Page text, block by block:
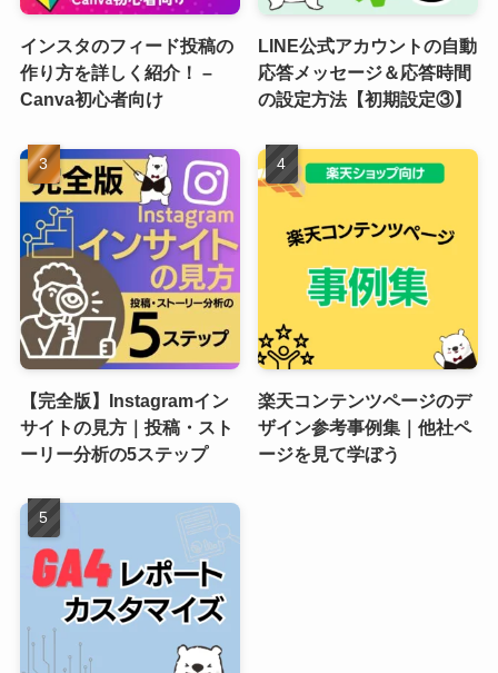
インスタのフィード投稿の
作り方を詳しく紹介！ –
Canva初心者向け
LINE公式アカウントの自動
応答メッセージ＆応答時間
の設定方法【初期設定③】
【完全版】Instagramイン
サイトの見方｜投稿・スト
ーリー分析の5ステップ
楽天コンテンツページのデ
ザイン参考事例集｜他社ペ
ージを見て学ぼう